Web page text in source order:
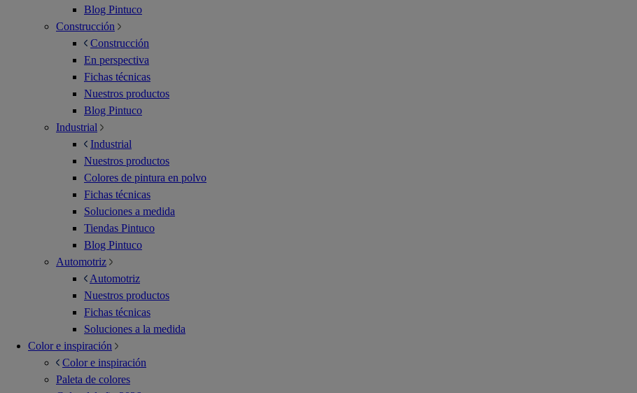
Blog Pintuco
Construcción
Construcción
En perspectiva
Fichas técnicas
Nuestros productos
Blog Pintuco
Industrial
Industrial
Nuestros productos
Colores de pintura en polvo
Fichas técnicas
Soluciones a medida
Tiendas Pintuco
Blog Pintuco
Automotriz
Automotriz
Nuestros productos
Fichas técnicas
Soluciones a la medida
Color e inspiración
Color e inspiración
Paleta de colores